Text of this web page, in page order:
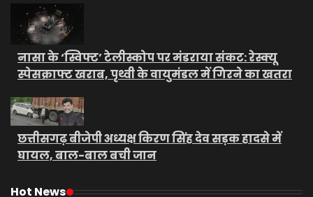
नासा के ‘स्विफ्ट’ टेलीस्कोप पर मंडराया संकट: रेस्क्यू
स्पेसक्राफ्ट खराब, पृथ्वी के वायुमंडल में गिरने का खतरा
छत्तीसगढ़ बीजेपी अध्यक्ष किरण सिंह देव सड़क हादसे में
घायल, बाल-बाल बची जान
Hot News